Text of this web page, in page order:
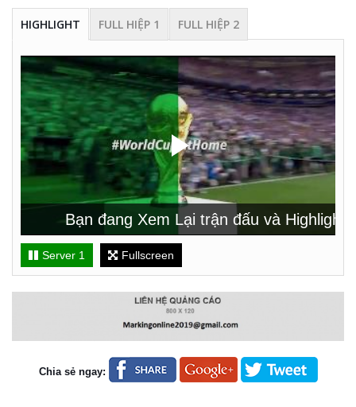
HIGHLIGHT FULL HIỆP 1 FULL HIỆP 2
Bạn đang Xem Lại trận đấu và Highlight
Server 1 Fullscreen
Chia sẻ ngay: